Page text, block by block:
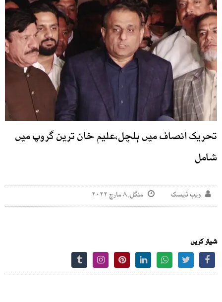
تحریک انصاف میں ہلچل،علیم خان ترین گروپ میں
شامل
ویب ڈیسک منگل, ۸ مارچ ۲۰۲۲
شیئر کریں